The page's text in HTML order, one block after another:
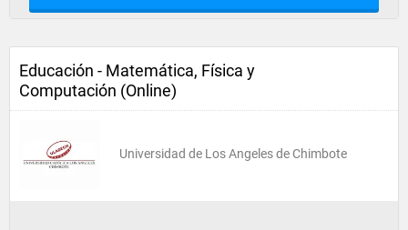
Educación - Matemática, Física y
Computación (Online)
Universidad de Los Angeles de Chimbote